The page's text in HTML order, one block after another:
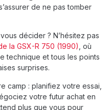
de ne pas tomber
décider ? N’hésitez pas
la GSX-R 750 (1990), où
technique et tous les points
surprises.
camp : planifiez votre essai,
votre futur achat en
plus que vous pour